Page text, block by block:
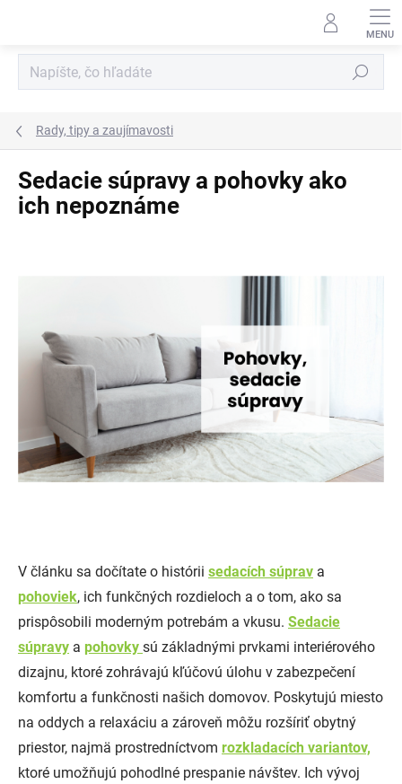
Hľadať
Rady, tipy a zaujímavosti
Sedacie súpravy a pohovky ako
ich nepoznáme
V článku sa dočítate o histórii sedacích súprav a
pohoviek, ich funkčných rozdieloch a o tom, ako sa
prispôsobili moderným potrebám a vkusu. Sedacie
súpravy a pohovky sú základnými prvkami interiérového
dizajnu, ktoré zohrávajú kľúčovú úlohu v zabezpečení
komfortu a funkčnosti našich domovov. Poskytujú miesto
na oddych a relaxáciu a zároveň môžu rozšíriť obytný
priestor, najmä prostredníctvom rozkladacích variantov,
ktoré umožňujú pohodlné prespanie návštev. Ich vývoj